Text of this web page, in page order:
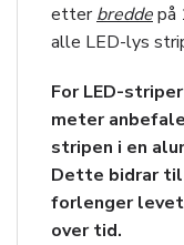
etterbreddepå
alle LED-lys
For LED-
meter
stripen i en
Dette bidrar
forlenger
over tid.